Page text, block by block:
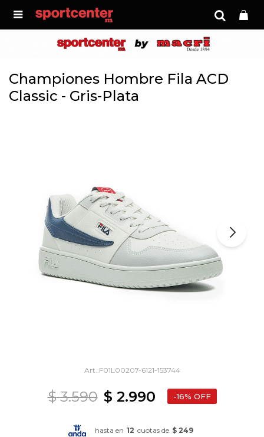

Championes Hombre Fila ACD
Classic - Gris-Plata
F01L00207-6121-153744
$ 2.990
$ 3.590 16
hasta en 12 cuotas de $ 249